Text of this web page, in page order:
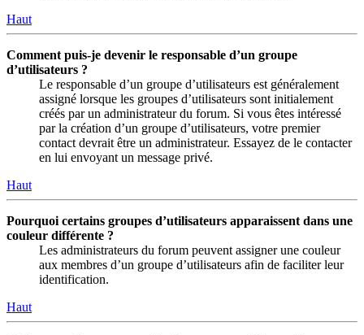
Haut
Comment puis-je devenir le responsable d’un groupe
d’utilisateurs ?
Le responsable d’un groupe d’utilisateurs est généralement
assigné lorsque les groupes d’utilisateurs sont initialement
créés par un administrateur du forum. Si vous êtes intéressé
par la création d’un groupe d’utilisateurs, votre premier
contact devrait être un administrateur. Essayez de le contacter
en lui envoyant un message privé.
Haut
Pourquoi certains groupes d’utilisateurs apparaissent dans une
couleur différente ?
Les administrateurs du forum peuvent assigner une couleur
aux membres d’un groupe d’utilisateurs afin de faciliter leur
identification.
Haut